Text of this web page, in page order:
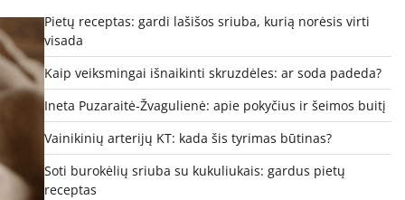
Pietų receptas: gardi lašišos sriuba, kurią norėsis virti
visada
Kaip veiksmingai išnaikinti skruzdėles: ar soda padeda?
Ineta Puzaraitė-Žvagulienė: apie pokyčius ir šeimos buitį
Vainikinių arterijų KT: kada šis tyrimas būtinas?
Soti burokėlių sriuba su kukuliukais: gardus pietų
receptas